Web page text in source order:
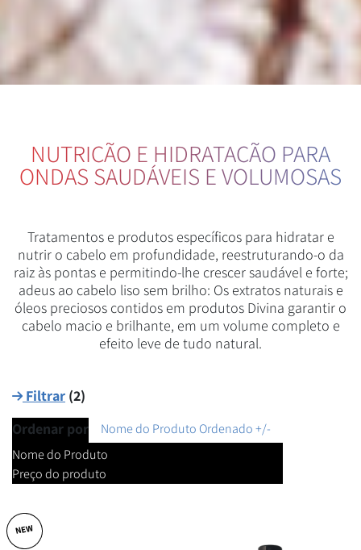
NUTRIÇÃO E HIDRATAÇÃO PARA
ONDAS SAUDÁVEIS E VOLUMOSAS
Tratamentos e produtos específicos para hidratar e
nutrir o cabelo em profundidade, reestruturando-o da
raiz às pontas e permitindo-lhe crescer saudável e forte;
adeus ao cabelo liso sem brilho: Os extratos naturais e
óleos preciosos contidos em produtos Divina garantir o
cabelo macio e brilhante, em um volume completo e
efeito leve de tudo natural.
Filtrar (2)
Ordenar por
Nome do Produto Ordenado +/-
Nome do Produto
Preço do produto
NEW